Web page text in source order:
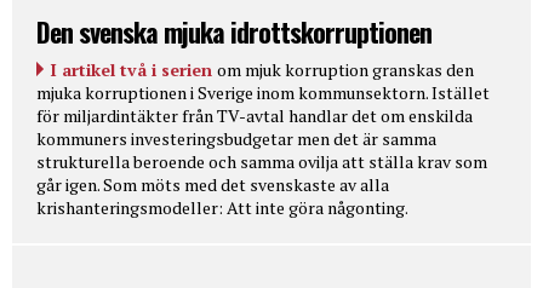
Den svenska mjuka idrottskorruptionen
I artikel två i serien om mjuk korruption granskas den
mjuka korruptionen i Sverige inom kommunsektorn. Istället
för miljardintäkter från TV-avtal handlar det om enskilda
kommuners investeringsbudgetar men det är samma
strukturella beroende och samma ovilja att ställa krav som
går igen. Som möts med det svenskaste av alla
krishanteringsmodeller: Att inte göra någonting.